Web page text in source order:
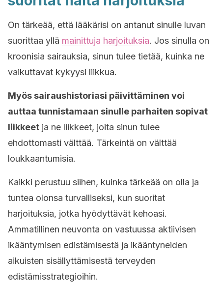
On tärkeää, että lääkärisi on antanut sinulle luvan
suorittaa yllä mainittuja harjoituksia. Jos sinulla on
kroonisia sairauksia, sinun tulee tietää, kuinka ne
vaikuttavat kykyysi liikkua.
Myös sairaushistoriasi päivittäminen voi
auttaa tunnistamaan sinulle parhaiten sopivat
liikkeet ja ne liikkeet, joita sinun tulee
ehdottomasti välttää. Tärkeintä on välttää
loukkaantumisia.
Kaikki perustuu siihen, kuinka tärkeää on olla ja
tuntea olonsa turvalliseksi, kun suoritat
harjoituksia, jotka hyödyttävät kehoasi.
Ammatillinen neuvonta on vastuussa aktiivisen
ikääntymisen edistämisestä ja ikääntyneiden
aikuisten sisällyttämisestä terveyden
edistämisstrategioihin.